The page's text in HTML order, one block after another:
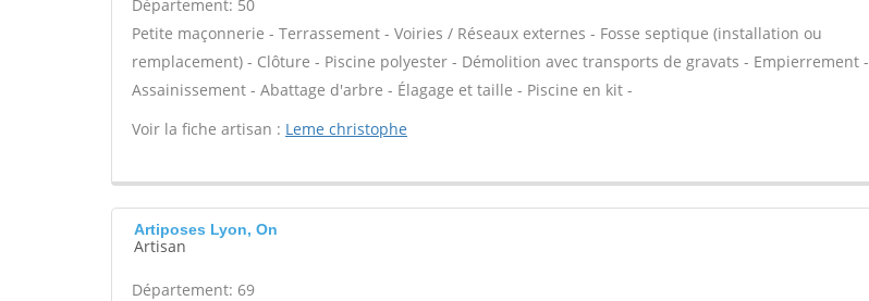
Département: 50
Petite maçonnerie - Terrassement - Voiries / Réseaux externes - Fosse septique (installation ou
remplacement) - Clôture - Piscine polyester - Démolition avec transports de gravats - Empierrement -
Assainissement - Abattage d'arbre - Élagage et taille - Piscine en kit -
Voir la fiche artisan : Leme christophe
Artiposes Lyon, On
Artisan
Département: 69